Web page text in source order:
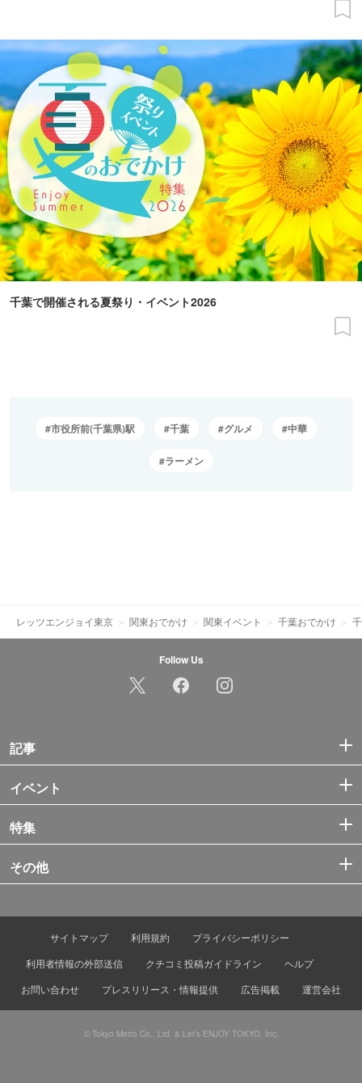
千葉で開催される夏祭り・イベント2026
市役所前(千葉県)駅 千葉 グルメ 中華
ラーメン
レッツエンジョイ東京 関東おでかけ 関東イベント 千葉おでかけ
Follow Us
記事
イベント
特集
その他
サイトマップ 利用規約
プライバシーポリシー
利用者情報の外部送信
クチコミ投稿ガイドライン
ヘルプ
お問い合わせ
プレスリリース・情報提供 広告掲載 運営会社
© Tokyo Metro Co., Ltd. & Let’s ENJOY TOKYO, Inc.